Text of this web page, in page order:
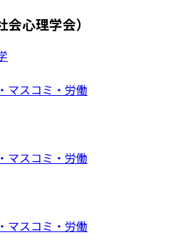
心理学会）
マスコミ・労働
マスコミ・労働
マスコミ・労働